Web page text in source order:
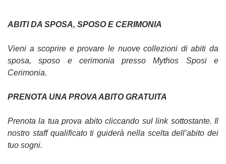
ABITI DA SPOSA, SPOSO E CERIMONIA
Vieni a scoprire e provare le nuove collezioni di abiti da
sposa, sposo e cerimonia presso Mythos Sposi e
Cerimonia.
PRENOTA UNA PROVA ABITO GRATUITA
Prenota la tua prova abito cliccando sul link sottostante. Il
nostro staff qualificato ti guiderà nella scelta dell’abito dei
tuo sogni.